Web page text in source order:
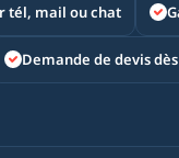
tél, mail ou chat
Demande de devis dès